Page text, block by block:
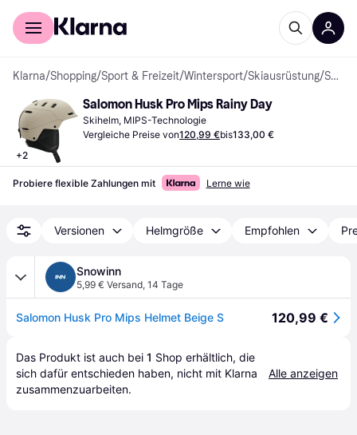
Für Shopper
Klarna/Shopping/Sport & Freizeit/Wintersport/Skiausrüstung/ Skihelme
+2
Salomon Husk Pro Mips Rainy Day
Skihelm, MIPS-Technologie
Vergleiche Preise von120,99 €bis133,00 €
Probiere flexible Zahlungen mit Lerne wie
Versionen Helmgröße Empfohlen
Snowinn
5,99 € Versand, 14 Tage
Salomon Husk Pro Mips Helmet Beige S 120,99 €
Das Produkt ist auch bei 1 Shop erhältlich, die
sich dafür entschieden haben, nicht mit Klarna
zusammenzuarbeiten.
Alle anzeigen